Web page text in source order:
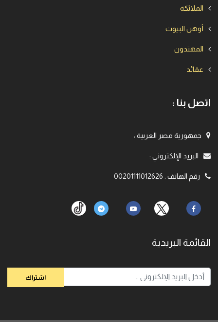
الملائكة
أوهن البيوت
المهتدون
عقائد
اتصل بنا :
جمهورية مصر العربية :
البريد الإلكتروني :
رقم الهاتف :
00201111012626
القائمة البريدية